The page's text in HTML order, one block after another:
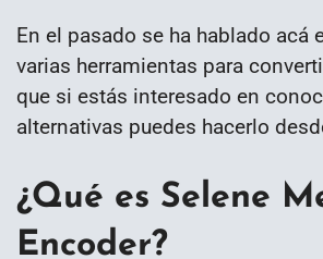
En el pasado se ha hablado acá
varias herramientas para
que si estás interesado en
alternativas puedes hacerlo
¿Qué es Selene
Encoder?